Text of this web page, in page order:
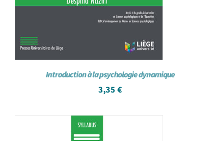
Introduction à la psychologie dynamique
3,35 €